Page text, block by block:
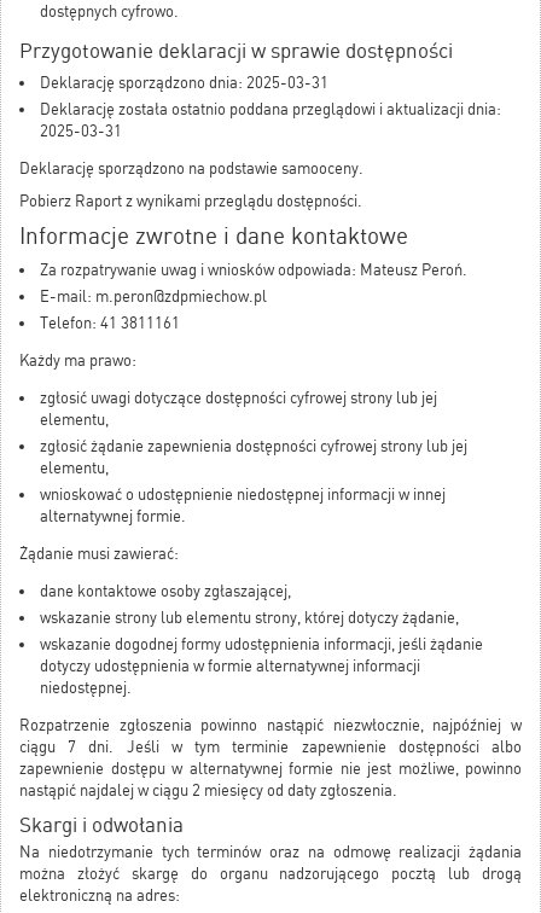
dostępnych cyfrowo.
Przygotowanie deklaracji w sprawie dostępności
Deklarację sporządzono dnia: 2025-03-31
Deklarację została ostatnio poddana przeglądowi i aktualizacji dnia:
2025-03-31
Deklarację sporządzono na podstawie samooceny.
Pobierz Raport z wynikami przeglądu dostępności.
Informacje zwrotne i dane kontaktowe
Za rozpatrywanie uwag i wniosków odpowiada: Mateusz Peroń.
E-mail: m.peron@zdpmiechow.pl
Telefon: 41 3811161
Każdy ma prawo:
zgłosić uwagi dotyczące dostępności cyfrowej strony lub jej
elementu,
zgłosić żądanie zapewnienia dostępności cyfrowej strony lub jej
elementu,
wnioskować o udostępnienie niedostępnej informacji w innej
alternatywnej formie.
Żądanie musi zawierać:
dane kontaktowe osoby zgłaszającej,
wskazanie strony lub elementu strony, której dotyczy żądanie,
wskazanie dogodnej formy udostępnienia informacji, jeśli żądanie
dotyczy udostępnienia w formie alternatywnej informacji
niedostępnej.
Rozpatrzenie zgłoszenia powinno nastąpić niezwłocznie, najpóźniej w
ciągu 7 dni. Jeśli w tym terminie zapewnienie dostępności albo
zapewnienie dostępu w alternatywnej formie nie jest możliwe, powinno
nastąpić najdalej w ciągu 2 miesięcy od daty zgłoszenia.
Skargi i odwołania
Na niedotrzymanie tych terminów oraz na odmowę realizacji żądania
można złożyć skargę do organu nadzorującego pocztą lub drogą
elektroniczną na adres: